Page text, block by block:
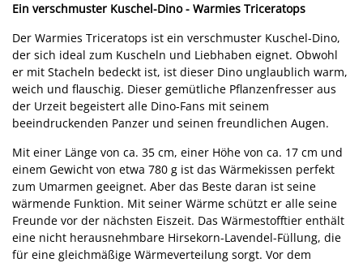
Ein verschmuster Kuschel-Dino - Warmies Triceratops
Der Warmies Triceratops ist ein verschmuster Kuschel-Dino,
der sich ideal zum Kuscheln und Liebhaben eignet. Obwohl
er mit Stacheln bedeckt ist, ist dieser Dino unglaublich warm,
weich und flauschig. Dieser gemütliche Pflanzenfresser aus
der Urzeit begeistert alle Dino-Fans mit seinem
beeindruckenden Panzer und seinen freundlichen Augen.
Mit einer Länge von ca. 35 cm, einer Höhe von ca. 17 cm und
einem Gewicht von etwa 780 g ist das Wärmekissen perfekt
zum Umarmen geeignet. Aber das Beste daran ist seine
wärmende Funktion. Mit seiner Wärme schützt er alle seine
Freunde vor der nächsten Eiszeit. Das Wärmestofftier enthält
eine nicht herausnehmbare Hirsekorn-Lavendel-Füllung, die
für eine gleichmäßige Wärmeverteilung sorgt. Vor dem